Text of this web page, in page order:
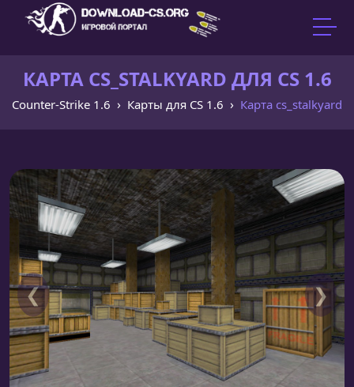
КАРТА CS_STALKYARD ДЛЯ CS 1.6
Counter-Strike 1.6 Карты для CS 1.6 Карта cs_stalkyard
❮ ❯